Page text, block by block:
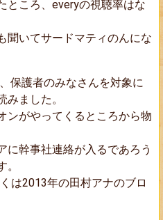
ところ、everyの視聴率はな
聞いてサードマティのんにな
保護者のみなさんを対象に
みました。
ンがやってくるところから物
に幹事社連絡が入るであろう
は2013年の田村アナのブロ